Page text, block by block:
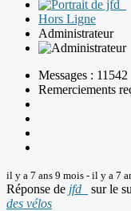
Hors Ligne
Administrateur
Messages : 11542
Remerciements
il y a 7 ans 9 mois - il y a 7
Réponse de jfd_ sur le
des vélos